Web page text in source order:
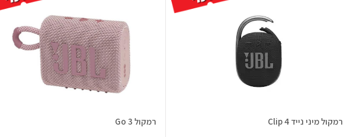
רמקול מיני נייד Clip 4 רמקול Go 3